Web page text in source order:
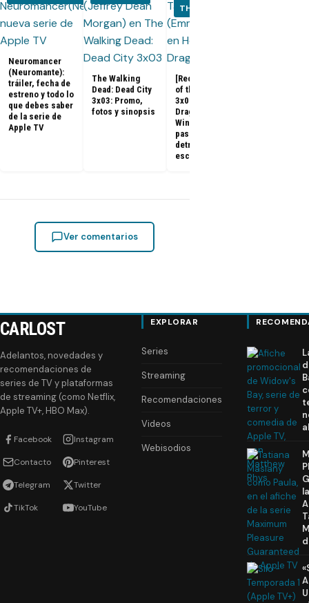
Neuromancer
(Neuromante):
tráiler, fecha de
estreno y todo lo
que debes saber
de la serie de
Apple TV
The Walking
Dead: Dead City
3x03: Promo,
fotos y sinopsis
THE DRAGON
[Recap] House
of the Dragon
3x07 «The
Dragon in
Winter»: qué
pasó, análisis y
detrás de
escena
Ver comentarios
CARLOST
Adelantos, novedades y
recomendaciones de
series de TV y plataformas
de streaming (como Netflix,
Apple TV+, HBO Max).
Facebook Instagram
Contacto Pinterest
Telegram Twitter
TikTok YouTube
EXPLORAR
Series
Streaming
Recomendaciones
Videos
Webisodios